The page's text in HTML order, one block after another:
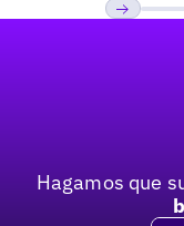
Hagamos que